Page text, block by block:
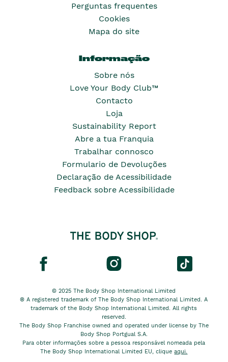
Perguntas frequentes
Cookies
Mapa do site
Informação
Sobre nós
Love Your Body Club™
Contacto
Loja
Sustainability Report
Abre a tua Franquia
Trabalhar connosco
Formulario de Devoluções
Declaração de Acessibilidade
Feedback sobre Acessibilidade
© 2025 The Body Shop International Limited
® A registered trademark of The Body Shop International Limited. A
trademark of the Body Shop International Limited. All rights
reserved.
The Body Shop Franchise owned and operated under license by The
Body Shop Portgual S.A.
Para obter informações sobre a pessoa responsável nomeada pela
The Body Shop International Limited EU, cliqueaqui.